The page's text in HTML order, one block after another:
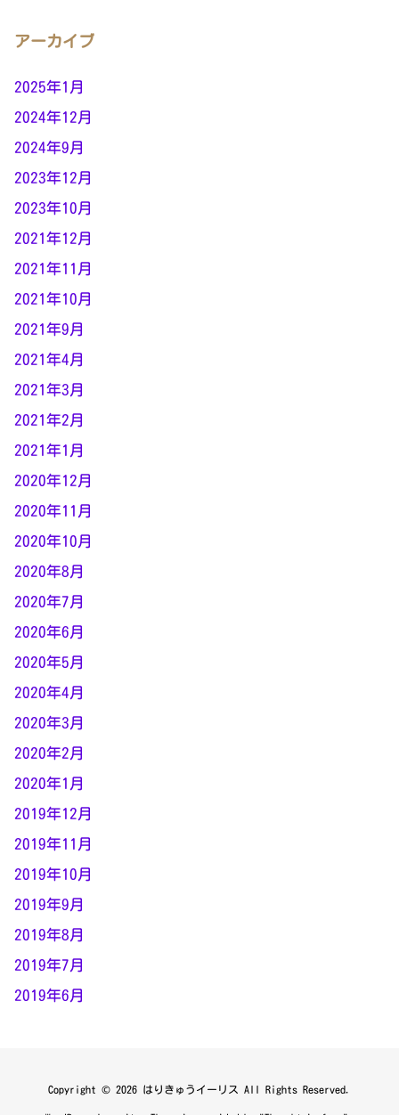
アーカイブ
2025年1月
2024年12月
2024年9月
2023年12月
2023年10月
2021年12月
2021年11月
2021年10月
2021年9月
2021年4月
2021年3月
2021年2月
2021年1月
2020年12月
2020年11月
2020年10月
2020年8月
2020年7月
2020年6月
2020年5月
2020年4月
2020年3月
2020年2月
2020年1月
2019年12月
2019年11月
2019年10月
2019年9月
2019年8月
2019年7月
2019年6月
Copyright © 2026 はりきゅうイーリス All Rights Reserved.